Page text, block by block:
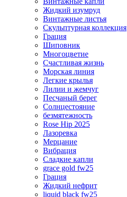
Жидкий изумруд
Винтажные листья
Скульптурная коллекция
Грация
Шиповник
Многоцветие
Счастливая жизнь
Морская линия
Легкие крылья
Лилии и жемчуг
Песчаный берег
Солнцестояние
безмятежность
Rose Hip 2025
Лазоревка
Мерцание
Вибрация
Сладкие капли
grace gold fw25
Грация
Жидкий нефрит
liquid black fw25